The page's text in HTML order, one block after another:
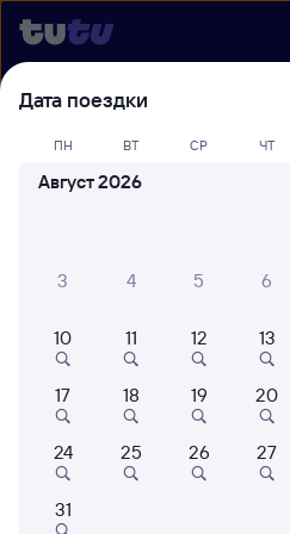
Выберите день,
билеты
Казанская
Куда
Когда
Кто едет
Найти
Дата поездки
ПН ВТ СР ЧТ
Август 2026
3 4 5 6
10 11 12 13
17 18 19 20
24 25 26 27
31